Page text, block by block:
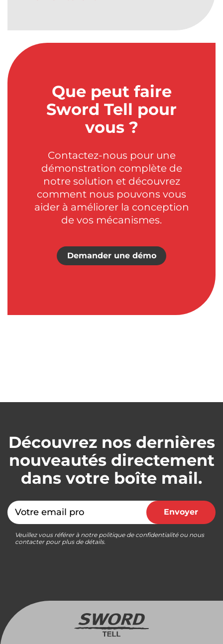
Que peut faire
Sword Tell pour
vous ?
Contactez-nous pour une
démonstration complète de
notre solution et découvrez
comment nous pouvons vous
aider à améliorer la conception
de vos mécanismes.
Demander une démo
Découvrez nos dernières
nouveautés directement
dans votre boîte mail.
Email
Envoyer
Veuillez vous référer à notre politique de confidentialité ou nous
contacter pour plus de détails.